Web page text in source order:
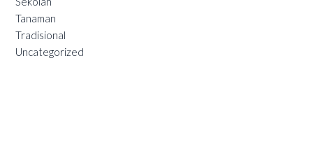
Tanaman
Tradisional
Uncategorized